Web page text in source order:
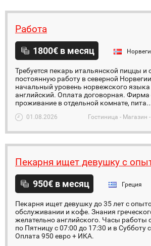
Работа
1800€ в месяц
Требуется пекарь итальянской пиццы и
постоянную работу в северной
начальный уровень норвежского
английский. Оплата договорная. Фирма
проживание в отдельной комнате,
01.08.2026 Гостиница - Магазин
Пекарня ищет девушку с
950€ в месяц Греция
Пекарня ищет девушку до 35 лет с
обслуживании и кофе. Знания
желательно английского. Часы работы
по Пятницу с 07:00 до 17:30 и в Субботу
Оплата 950 евро + ИКА.